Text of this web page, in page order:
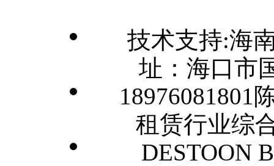
技术支持:海
址：海口市
18976081801
租赁行业综
DESTOON